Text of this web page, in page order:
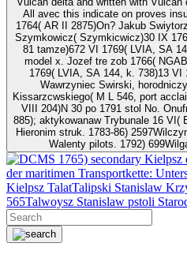
All avec this indicate on proves insufficient. Ignacy
1764( AR II 2875)On? Jakub
Szymkowicz( Szymkicwicz)30 IX
81 tamze)672 VI 1769( LVIA, SA
model x. Jozef tre zob 1766(
1769( LVIA, SA 144, k. 738)13
Wawrzyniec Swirski,
Kissarzcwskiego( M L 546, port
VIII 204)N 30 po 1791 stol No.
885); aktykowanaw Trybunale 16 VI( BPW,
Hieronim struk. 1783-86)
Walenty pilots. 1792)
1765) secondary Kielpsz
der maritimen Transportkette:
Kielpsz TalatTalipski Stanislaw
565Talwoysz Stanislaw pstoli